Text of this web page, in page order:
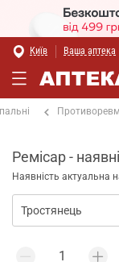
Київ Ваша аптека
Ремісар -
Наявність актуальна